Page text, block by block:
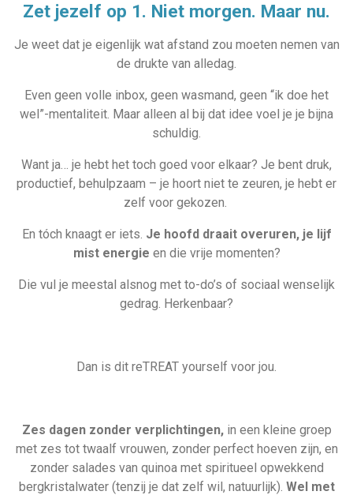
Zet jezelf op 1. Niet morgen. Maar nu.
Je weet dat je eigenlijk wat afstand zou moeten nemen van
de drukte van alledag.
Even geen volle inbox, geen wasmand, geen “ik doe het
wel”-mentaliteit. Maar alleen al bij dat idee voel je je bijna
schuldig.
Want ja… je hebt het toch goed voor elkaar? Je bent druk,
productief, behulpzaam – je hoort niet te zeuren, je hebt er
zelf voor gekozen.
En tóch knaagt er iets. Je hoofd draait overuren, je lijf
mist energie en die vrije momenten?
Die vul je meestal alsnog met to-do’s of sociaal wenselijk
gedrag. Herkenbaar?
Dan is dit reTREAT yourself voor jou.
Zes dagen zonder verplichtingen, in een kleine groep
met zes tot twaalf vrouwen, zonder perfect hoeven zijn, en
zonder salades van quinoa met spiritueel opwekkend
bergkristalwater (tenzij je dat zelf wil, natuurlijk). Wel met